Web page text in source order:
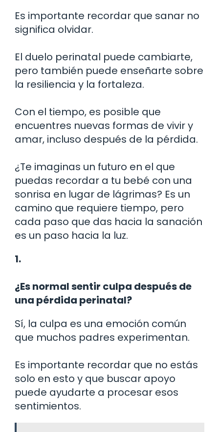
Es importante recordar que sanar no
significa olvidar.
El duelo perinatal puede cambiarte,
pero también puede enseñarte sobre
la resiliencia y la fortaleza.
Con el tiempo, es posible que
encuentres nuevas formas de vivir y
amar, incluso después de la pérdida.
¿Te imaginas un futuro en el que
puedas recordar a tu bebé con una
sonrisa en lugar de lágrimas? Es un
camino que requiere tiempo, pero
cada paso que das hacia la sanación
es un paso hacia la luz.
1.
¿Es normal sentir culpa después de
una pérdida perinatal?
Sí, la culpa es una emoción común
que muchos padres experimentan.
Es importante recordar que no estás
solo en esto y que buscar apoyo
puede ayudarte a procesar esos
sentimientos.